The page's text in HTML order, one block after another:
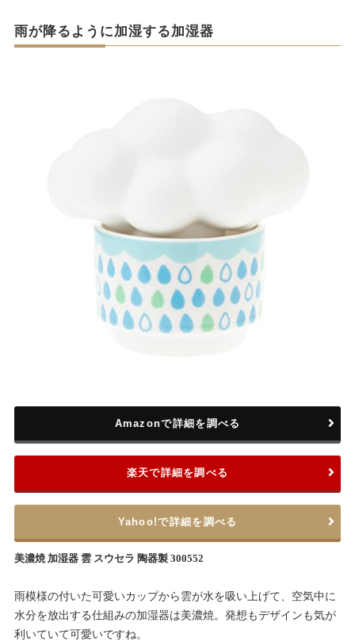
雨が降るように加湿する加湿器
美濃焼 加湿器 雲 スウセラ 陶器製 300552
Amazonで詳細を調べる
楽天で詳細を調べる
Yahoo!で詳細を調べる
雨模様の付いた可愛いカップから雲が水を吸い上げて、空気中に
水分を放出する仕組みの加湿器は美濃焼。発想もデザインも気が
利いていて可愛いですね。